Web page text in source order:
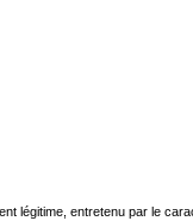
légitime, entretenu par le